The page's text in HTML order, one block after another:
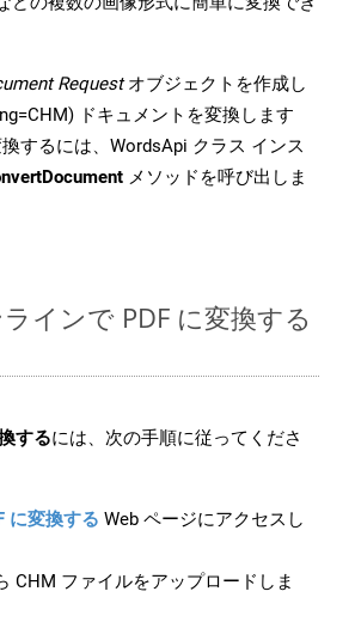
Requestオブジェクトを作成し
ドキュメントを変換します
するには、WordsApi クラス インス
メソッドを呼び出しま
インで PDF に変換する
するには、次の手順に従ってくださ
に変換する Web ページにアクセスし
CHM ファイルをアップロードしま